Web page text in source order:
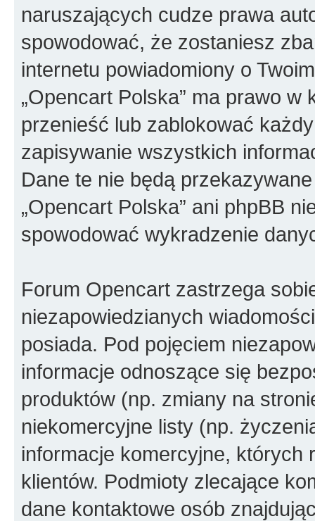
naruszających cudze prawa
spowodować, że zostaniesz
internetu powiadomiony o
„Opencart Polska” ma prawo
przenieść lub zablokować
zapisywanie wszystkich
Dane te nie będą
„Opencart Polska” ani phpBB
spowodować wykradzenie
Forum Opencart zastrzega
niezapowiedzianych
posiada. Pod pojęciem
informacje odnoszące się
produktów (np. zmiany na
niekomercyjne listy (np.
informacje komercyjne, których
klientów. Podmioty zlecające
dane kontaktowe osób